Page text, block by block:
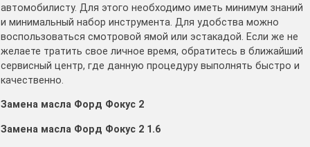
автомобилисту. Для этого необходимо иметь минимум знаний
и минимальный набор инструмента. Для удобства можно
воспользоваться смотровой ямой или эстакадой. Если же не
желаете тратить свое личное время, обратитесь в ближайший
сервисный центр, где данную процедуру выполнять быстро и
качественно.
Замена масла Форд Фокус 2
Замена масла Форд Фокус 2 1.6